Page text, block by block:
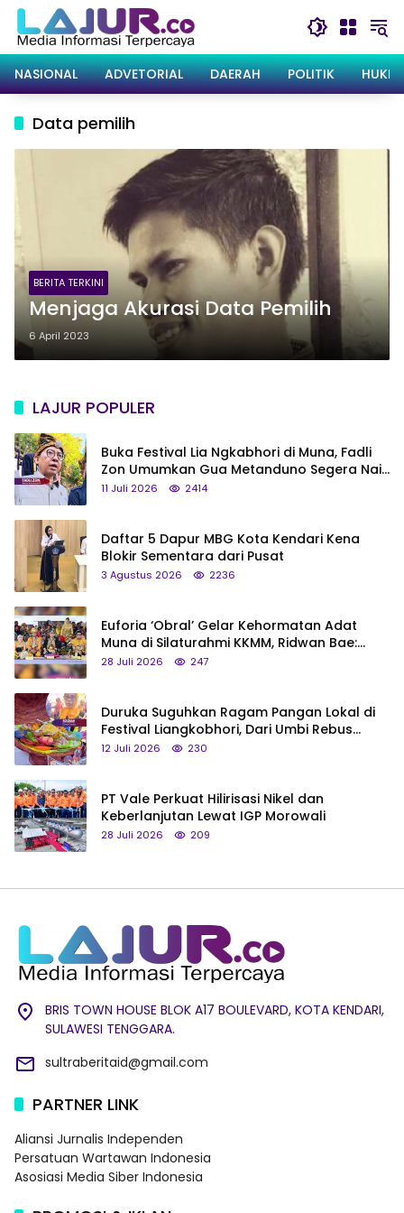
Langsung
konten
NASIONAL
ADVETORIAL DAERAH POLITIK
Data pemilih
BERITA TERKINI
Menjaga Akurasi Data Pemilih
6 April 2023
LAJUR POPULER
Buka Festival Lia Ngkabhori di Muna, Fadli
Zon Umumkan Gua Metanduno Segera Naik
Status Jadi Cagar Budaya Nasional
11 Juli 2026 2414
Daftar 5 Dapur MBG Kota Kendari Kena
Blokir Sementara dari Pusat
3 Agustus 2026 2236
Euforia ‘Obral’ Gelar Kehormatan Adat
Muna di Silaturahmi KKMM, Ridwan Bae:
Saya Bukan Tipe Begitu, Belum Pantas!
28 Juli 2026 247
Duruka Suguhkan Ragam Pangan Lokal di
Festival Liangkobhori, Dari Umbi Rebus
hingga Tumpeng Beras Muna
12 Juli 2026 230
PT Vale Perkuat Hilirisasi Nikel dan
Keberlanjutan Lewat IGP Morowali
28 Juli 2026 209
BRIS TOWN HOUSE BLOK A17 BOULEVARD, KOTA KENDARI,
SULAWESI TENGGARA.
sultraberitaid@gmail.com
PARTNER LINK
Aliansi Jurnalis Independen
Persatuan Wartawan Indonesia
Asosiasi Media Siber Indonesia